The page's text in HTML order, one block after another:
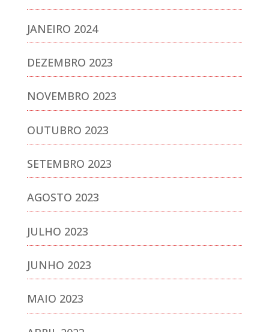
JANEIRO 2024
DEZEMBRO 2023
NOVEMBRO 2023
OUTUBRO 2023
SETEMBRO 2023
AGOSTO 2023
JULHO 2023
JUNHO 2023
MAIO 2023